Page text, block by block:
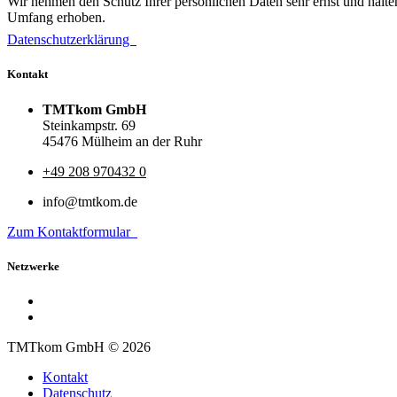
Umfang erhoben.
Datenschutzerklärung
Kontakt
TMTkom GmbH
Steinkampstr. 69
45476 Mülheim an der Ruhr
+49 208 970432 0
info@tmtkom.de
Zum Kontaktformular
Netzwerke
TMTkom GmbH © 2026
Kontakt
Datenschutz